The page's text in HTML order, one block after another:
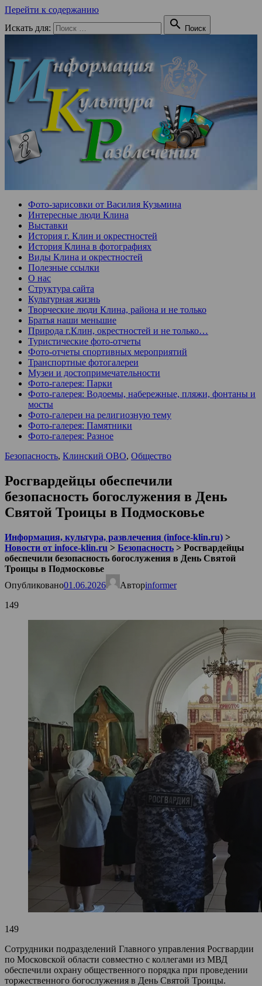
Перейти к содержанию
Искать для:
 Поиск
Фото-зарисовки от Василия Кузьмина
Интересные люди Клина
Выставки
История г. Клин и окрестностей
История Клина в фотографиях
Виды Клина и окрестностей
Полезные ссылки
О нас
Структура сайта
Культурная жизнь
Творческие люди Клина, района и не только
Братья наши меньшие
Природа г.Клин, окрестностей и не только…
Туристические фото-отчеты
Фото-отчеты спортивных мероприятий
Транспортные фотогалереи
Музеи и достопримечательности
Фото-галерея: Парки
Фото-галерея: Водоемы, набережные, пляжи, фонтаны и
мосты
Фото-галереи на религиозную тему
Фото-галерея: Памятники
Фото-галерея: Разное
Безопасность, Клинский ОВО, Общество
Росгвардейцы обеспечили
безопасность богослужения в День
Святой Троицы в Подмосковье
Информация, культура, развлечения (infoce-klin.ru) >
Новости от infoce-klin.ru > Безопасность > Росгвардейцы
обеспечили безопасность богослужения в День Святой
Троицы в Подмосковье
Опубликовано01.06.2026 Авторinformer
149
149
Сотрудники подразделений Главного управления Росгвардии
по Московской области совместно с коллегами из МВД
обеспечили охрану общественного порядка при проведении
торжественного богослужения в День Святой Троицы.